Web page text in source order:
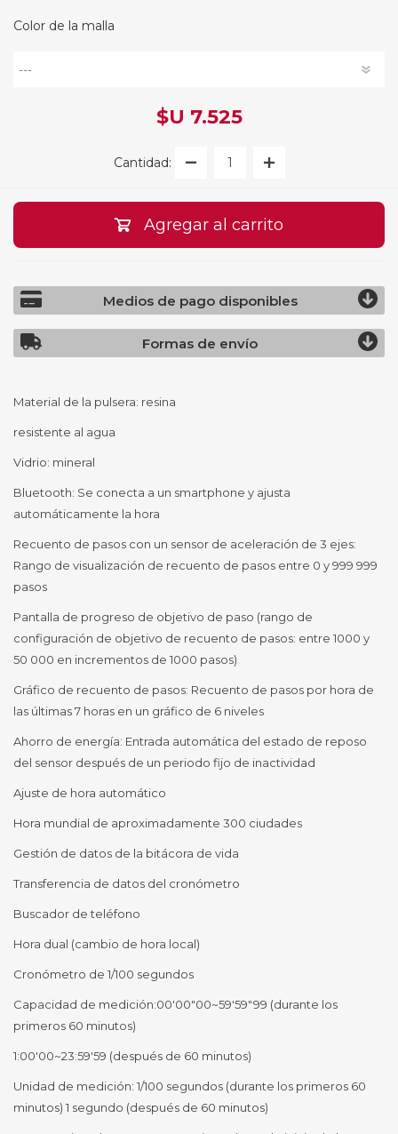
Color de la malla
$U 7.525
Cantidad:
Agregar al carrito
Medios de pago disponibles
Formas de envío
Material de la pulsera: resina
resistente al agua
Vidrio: mineral
Bluetooth: Se conecta a un smartphone y ajusta
automáticamente la hora
Recuento de pasos con un sensor de aceleración de 3 ejes:
Rango de visualización de recuento de pasos entre 0 y 999 999
pasos
Pantalla de progreso de objetivo de paso (rango de
configuración de objetivo de recuento de pasos: entre 1000 y
50 000 en incrementos de 1000 pasos)
Gráfico de recuento de pasos: Recuento de pasos por hora de
las últimas 7 horas en un gráfico de 6 niveles
Ahorro de energía: Entrada automática del estado de reposo
del sensor después de un periodo fijo de inactividad
Ajuste de hora automático
Hora mundial de aproximadamente 300 ciudades
Gestión de datos de la bitácora de vida
Transferencia de datos del cronómetro
Buscador de teléfono
Hora dual (cambio de hora local)
Cronómetro de 1/100 segundos
Capacidad de medición:00'00"00~59'59"99 (durante los
primeros 60 minutos)
1:00'00~23:59'59 (después de 60 minutos)
Unidad de medición: 1/100 segundos (durante los primeros 60
minutos) 1 segundo (después de 60 minutos)